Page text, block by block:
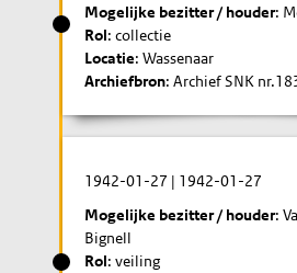
Mogelijke bezitter / houder:
Rol: collectie
Locatie: Wassenaar
Archiefbron: Archief SNK
1942-01-27 | 1942-01-27
Mogelijke bezitter / houder:
Bignell
Rol: veiling